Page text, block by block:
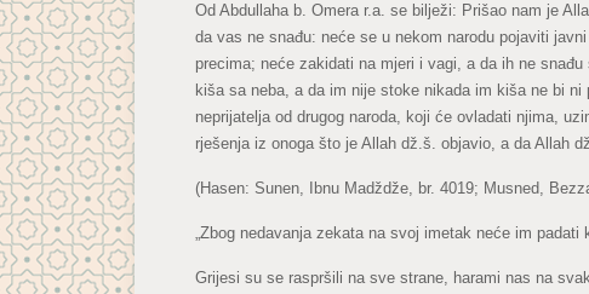
Od Abdullaha b. Omera r.a. se bilježi: Prišao nam je
da vas ne snađu: neće se u nekom narodu pojaviti
precima; neće zakidati na mjeri i vagi, a da ih ne
kiša sa neba, a da im nije stoke nikada im kiša ne bi
neprijatelja od drugog naroda, koji će ovladati njima,
rješenja iz onoga što je Allah dž.š. objavio, a da Allah
(Hasen: Sunen, Ibnu Madždže, br. 4019; Musned,
„Zbog nedavanja zekata na svoj imetak neće im
Grijesi su se raspršili na sve strane, harami nas na